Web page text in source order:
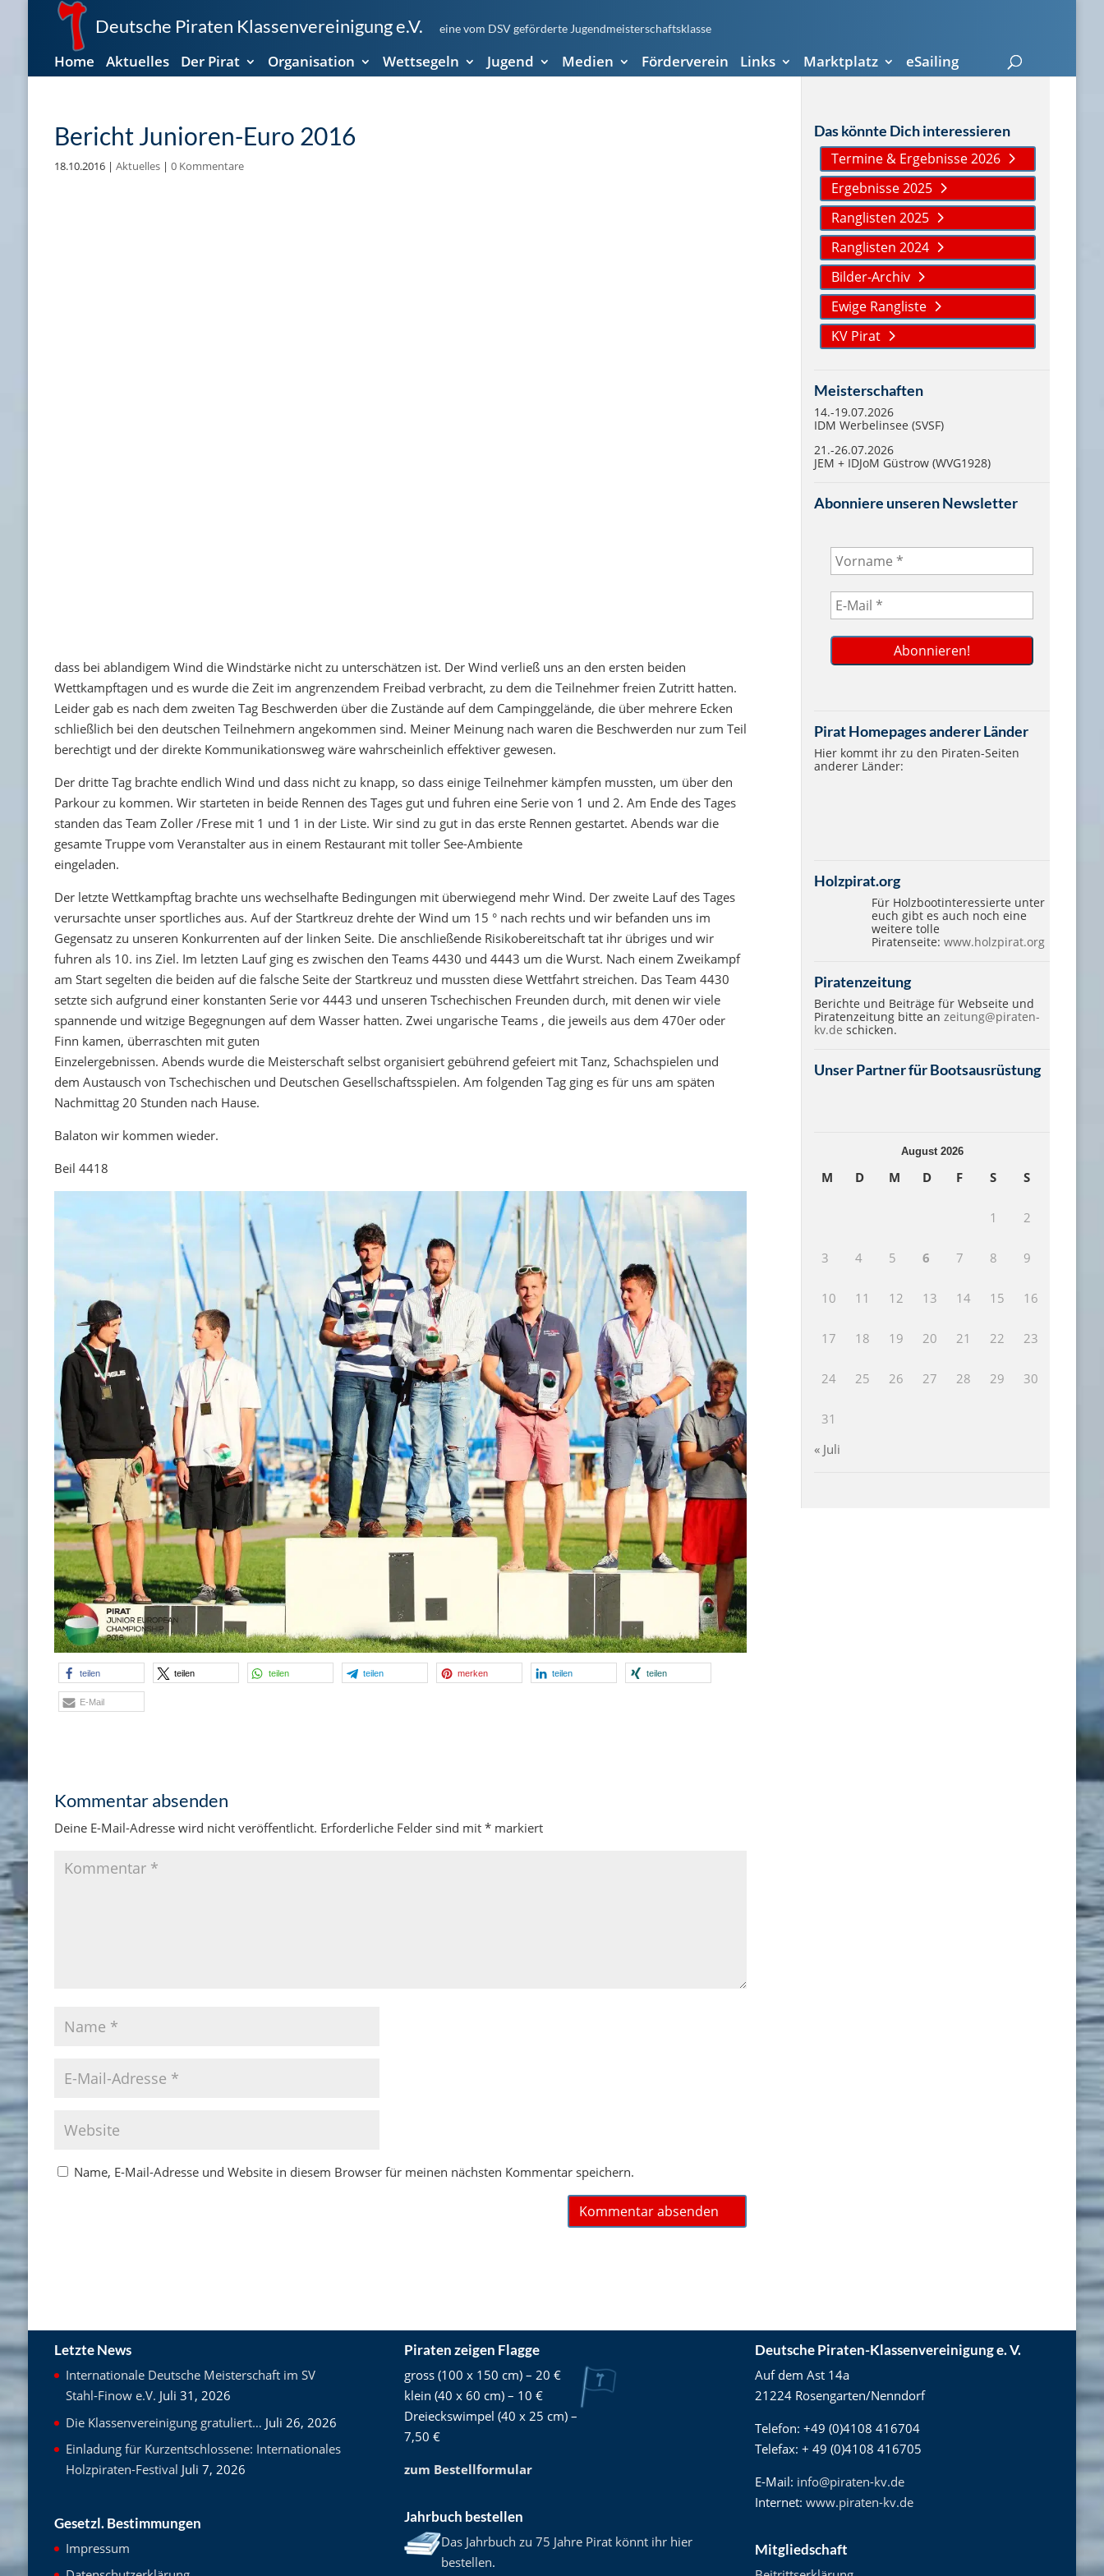
Deutsche Piraten Klassenvereinigung e.V. eine vom DSV geförderte Jugendmeisterschaftsklasse
Home Aktuelles Der Pirat Organisation Wettsegeln Jugend Medien Förderverein Links Marktplatz eSailing
Bericht Junioren-Euro 2016
18.10.2016| Aktuelles| 0 Kommentare
dass bei ablandigem Wind die Windstärke nicht zu unterschätzen ist. Der Wind verließ uns an den ersten beiden
Wettkampftagen und es wurde die Zeit im angrenzendem Freibad verbracht, zu dem die Teilnehmer freien Zutritt hatten.
Leider gab es nach dem zweiten Tag Beschwerden über die Zustände auf dem Campinggelände, die über mehrere Ecken
schließlich bei den deutschen Teilnehmern angekommen sind. Meiner Meinung nach waren die Beschwerden nur zum Teil
berechtigt und der direkte Kommunikationsweg wäre wahrscheinlich effektiver gewesen.
Der dritte Tag brachte endlich Wind und dass nicht zu knapp, so dass einige Teilnehmer kämpfen mussten, um über den
Parkour zu kommen. Wir starteten in beide Rennen des Tages gut und fuhren eine Serie von 1 und 2. Am Ende des Tages
standen das Team Zoller /Frese mit 1 und 1 in der Liste. Wir sind zu gut in das erste Rennen gestartet. Abends war die
gesamte Truppe vom Veranstalter aus in einem Restaurant mit toller See-Ambiente
eingeladen.
Der letzte Wettkampftag brachte uns wechselhafte Bedingungen mit überwiegend mehr Wind. Der zweite Lauf des Tages
verursachte unser sportliches aus. Auf der Startkreuz drehte der Wind um 15 ° nach rechts und wir befanden uns im
Gegensatz zu unseren Konkurrenten auf der linken Seite. Die anschließende Risikobereitschaft tat ihr übriges und wir
fuhren als 10. ins Ziel. Im letzten Lauf ging es zwischen den Teams 4430 und 4443 um die Wurst. Nach einem Zweikampf
am Start segelten die beiden auf die falsche Seite der Startkreuz und mussten diese Wettfahrt streichen. Das Team 4430
setzte sich aufgrund einer konstanten Serie vor 4443 und unseren Tschechischen Freunden durch, mit denen wir viele
spannende und witzige Begegnungen auf dem Wasser hatten. Zwei ungarische Teams , die jeweils aus dem 470er oder
Finn kamen, überraschten mit guten
Einzelergebnissen. Abends wurde die Meisterschaft selbst organisiert gebührend gefeiert mit Tanz, Schachspielen und
dem Austausch von Tschechischen und Deutschen Gesellschaftsspielen. Am folgenden Tag ging es für uns am späten
Nachmittag 20 Stunden nach Hause.
Balaton wir kommen wieder.
Beil 4418
teilen teilen teilen teilen merken teilen teilen
E-Mail
Kommentar absenden
Deine E-Mail-Adresse wird nicht veröffentlicht. Erforderliche Felder sind mit *markiert
Name, E-Mail-Adresse und Website in diesem Browser für meinen nächsten Kommentar speichern.
Das könnte Dich interessieren
Termine & Ergebnisse 2026
Ergebnisse 2025
Ranglisten 2025
Ranglisten 2024
Bilder-Archiv
Ewige Rangliste
KV Pirat
Meisterschaften
14.-19.07.2026
IDM Werbelinsee (SVSF)
21.-26.07.2026
JEM + IDJoM Güstrow (WVG1928)
Abonniere unseren Newsletter
Pirat Homepages anderer Länder
Hier kommt ihr zu den Piraten-Seiten
anderer Länder:
Holzpirat.org
Für Holzbootinteressierte unter
euch gibt es auch noch eine
weitere tolle
Piratenseite:www.holzpirat.org
Piratenzeitung
Berichte und Beiträge für Webseite und
Piratenzeitung bitte anzeitung@piraten-
kv.de schicken.
Unser Partner für Bootsausrüstung
August 2026
M D M D F S S
1 2
3 4 5 6 7 8 9
10 11 12 13 14 15 16
17 18 19 20 21 22 23
24 25 26 27 28 29 30
31
« Juli
Letzte News
Internationale Deutsche Meisterschaft im SV
Stahl-Finow e.V. Juli 31, 2026
Die Klassenvereinigung gratuliert… Juli 26, 2026
Einladung für Kurzentschlossene: Internationales
Holzpiraten-Festival Juli 7, 2026
Gesetzl. Bestimmungen
Impressum
Piraten zeigen Flagge
gross (100 x 150 cm) – 20 €
klein (40 x 60 cm) – 10 €
Dreieckswimpel (40 x 25 cm) –
7,50 €
zum Bestellformular
Jahrbuch bestellen
Das Jahrbuch zu 75 Jahre Pirat könnt ihr hier
bestellen.
Deutsche Piraten-Klassenvereinigung e. V.
Auf dem Ast 14a
21224 Rosengarten/Nenndorf
Telefon: +49 (0)4108 416704
Telefax: + 49 (0)4108 416705
E-Mail: info@piraten-kv.de
Internet: www.piraten-kv.de
Mitgliedschaft